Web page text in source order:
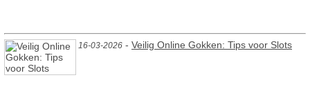
16-03-2026 - Veilig Online Gokken: Tips voor Slots